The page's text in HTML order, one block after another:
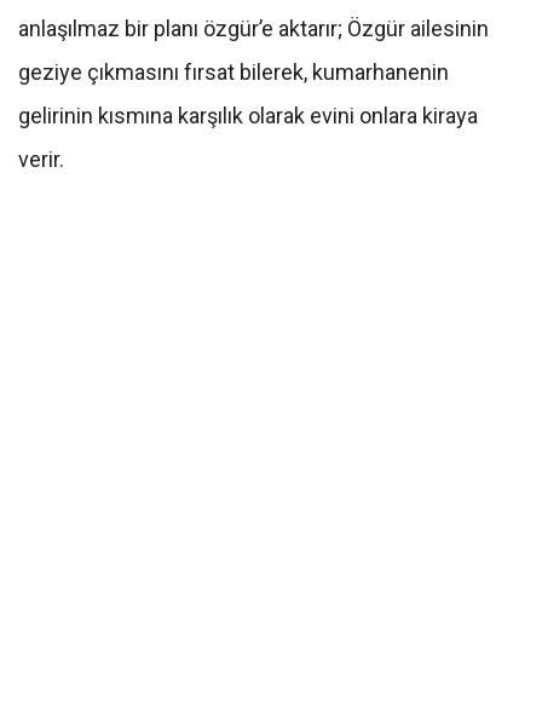
anlaşılmaz bir planı özgür’e aktarır; Özgür ailesinin
geziye çıkmasını fırsat bilerek, kumarhanenin
gelirinin kısmına karşılık olarak evini onlara kiraya
verir.